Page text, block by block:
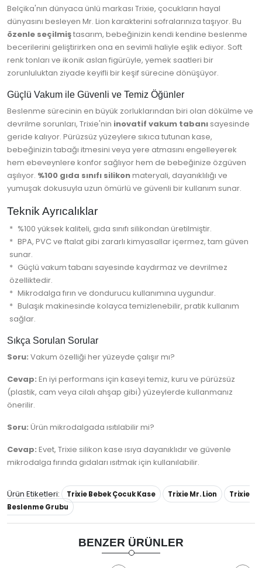
Belçika'nın dünyaca ünlü markası Trixie, çocukların hayal
dünyasını besleyen Mr. Lion karakterini sofralarınıza taşıyor. Bu
özenle seçilmiştasarım, bebeğinizin kendi kendine beslenme
becerilerini geliştirirken ona en sevimli haliyle eşlik ediyor. Soft
renk tonları ve ikonik aslan figürüyle, yemek saatleri bir
zorunluluktan ziyade keyifli bir keşif sürecine dönüşüyor.
Güçlü Vakum ile Güvenli ve Temiz Öğünler
Beslenme sürecinin en büyük zorluklarından biri olan dökülme ve
devrilme sorunları, Trixie'nin inovatif vakum tabanı sayesinde
geride kalıyor. Pürüzsüz yüzeylere sıkıca tutunan kase,
bebeğinizin tabağı itmesini veya yere atmasını engelleyerek
hem ebeveynlere konfor sağlıyor hem de bebeğinize özgüven
aşılıyor. %100 gıda sınıfı silikonmateryali, dayanıklılığı ve
yumuşak dokusuyla uzun ömürlü ve güvenli bir kullanım sunar.
Teknik Ayrıcalıklar
%100 yüksek kaliteli, gıda sınıfı silikondan üretilmiştir.
BPA, PVC ve ftalat gibi zararlı kimyasallar içermez, tam güven
sunar.
Güçlü vakum tabanı sayesinde kaydırmaz ve devrilmez
özelliktedir.
Mikrodalga fırın ve dondurucu kullanımına uygundur.
Bulaşık makinesinde kolayca temizlenebilir, pratik kullanım
sağlar.
Sıkça Sorulan Sorular
Soru: Vakum özelliği her yüzeyde çalışır mı?
Cevap: En iyi performans için kaseyi temiz, kuru ve pürüzsüz
(plastik, cam veya cilalı ahşap gibi) yüzeylerde kullanmanız
önerilir.
Soru: Ürün mikrodalgada ısıtılabilir mi?
Cevap: Evet, Trixie silikon kase ısıya dayanıklıdır ve güvenle
mikrodalga fırında gıdaları ısıtmak için kullanılabilir.
Ürün Etiketleri: Trixie Bebek Çocuk Kase Trixie Mr. Lion
Trixie
Beslenme Grubu
BENZER ÜRÜNLER